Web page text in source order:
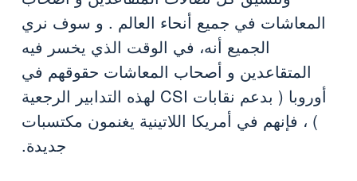
المعاشات في جميع أنحاء العالم . و سوف نري
الجميع أنه، في الوقت الذي يخسر فيه
المتقاعدين و أصحاب المعاشات حقوقهم في
أوروبا ( بدعم نقابات CSI لهذه التدابير الرجعية
) ، فإنهم في أمريكا اللاتينية يغنمون مكتسبات
جديدة.